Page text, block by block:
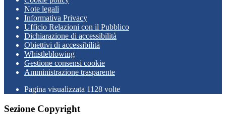
Note legali
Informativa Privacy
Ufficio Relazioni con il Pubblico
Dichiarazione di accessibilità
Obiettivi di accessibilità
Whistleblowing
Gestione consensi cookie
Amministrazione trasparente
Pagina visualizzata 1128 volte
Sezione Copyright